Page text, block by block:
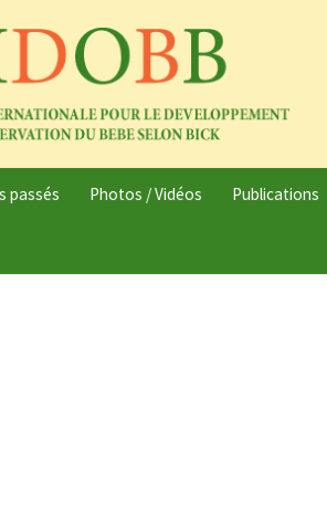
passés Photos / Vidéos Publications